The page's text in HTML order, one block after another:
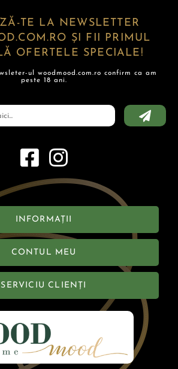
TE LA NEWSLETTER
ȘI FII PRIMUL
OFERTELE SPECIALE!
ul woodmood.com.ro confirm ca am
peste 18 ani.
INFORMAȚII
CONTUL MEU
SERVICIU CLIENȚI